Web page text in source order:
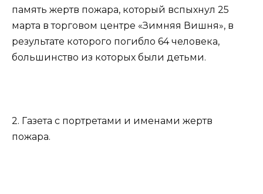
память жертв пожара, который вспыхнул 25
марта в торговом центре «Зимняя Вишня», в
результате которого погибло 64 человека,
большинство из которых были детьми.
2. Газета с портретами и именами жертв
пожара.